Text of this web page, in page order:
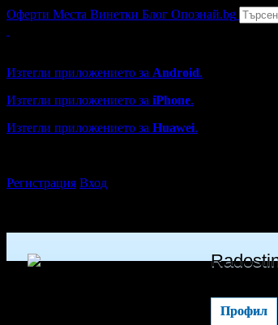
Оферти Места Винетки Блог Опознай.bg
Изтегли приложението за Android.
Изтегли приложението за iPhone.
Изтегли приложението за Huawei.
Регистрация Вход
Профил